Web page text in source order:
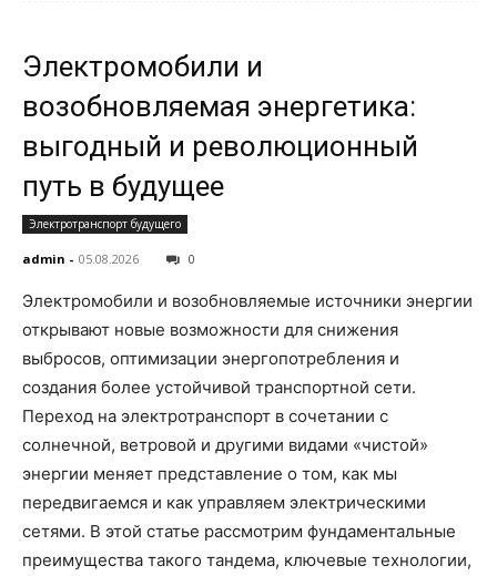
Электромобили и
возобновляемая энергетика:
выгодный и революционный
путь в будущее
Электротранспорт будущего
admin - 05.08.2026 0
Электромобили и возобновляемые источники энергии
открывают новые возможности для снижения
выбросов, оптимизации энергопотребления и
создания более устойчивой транспортной сети.
Переход на электротранспорт в сочетании с
солнечной, ветровой и другими видами «чистой»
энергии меняет представление о том, как мы
передвигаемся и как управляем электрическими
сетями. В этой статье рассмотрим фундаментальные
преимущества такого тандема, ключевые технологии,